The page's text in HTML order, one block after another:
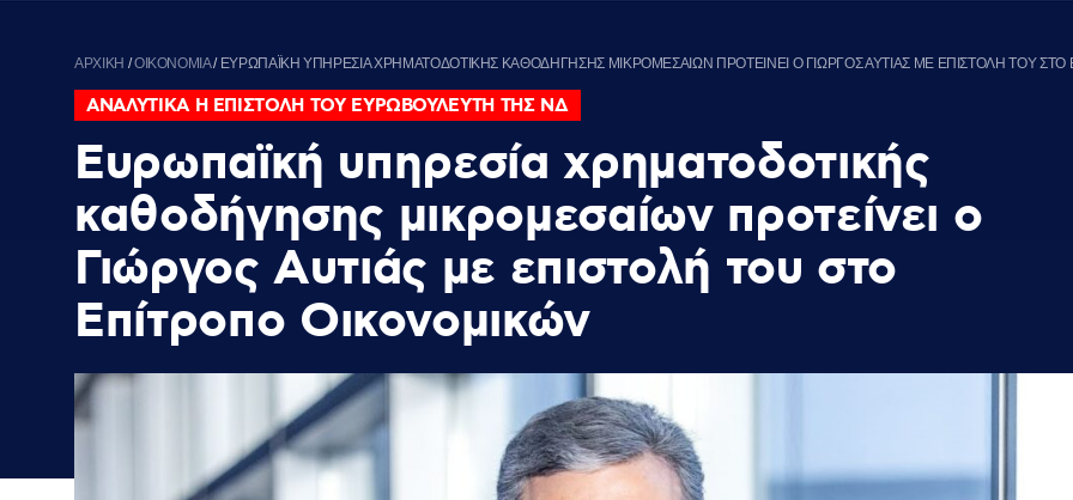
ΑΡΧΙΚΗ /ΟΙΚΟΝΟΜΙΑ/ ΕΥΡΩΠΑΪΚΗ ΥΠΗΡΕΣΙΑ ΧΡΗΜΑΤΟΔΟΤΙΚΗΣ ΚΑΘΟΔΗΓΗΣΗΣ ΜΙΚΡΟΜΕΣΑΙΩΝ ΠΡΟΤΕΙΝΕΙ Ο ΓΙΩΡΓΟΣ ΑΥΤΙΑΣ ΜΕ ΕΠΙΣΤΟΛΗ ΤΟΥ
ΑΝΑΛΥΤΙΚΑ Η ΕΠΙΣΤΟΛΗ ΤΟΥ ΕΥΡΩΒΟΥΛΕΥΤΗ ΤΗΣ ΝΔ
Ευρωπαϊκή υπηρεσία χρηματοδοτικής
καθοδήγησης μικρομεσαίων προτείνει ο
Γιώργος Αυτιάς με επιστολή του στο
Επίτροπο Οικονομικών